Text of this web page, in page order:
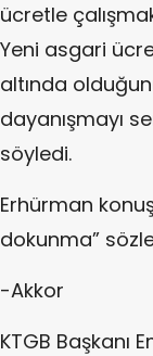
ücretle
Yeni asgari
altında
dayanışmayı
söyledi.
Erhürman
dokunma”
-Akkor
KTGB Başkanı